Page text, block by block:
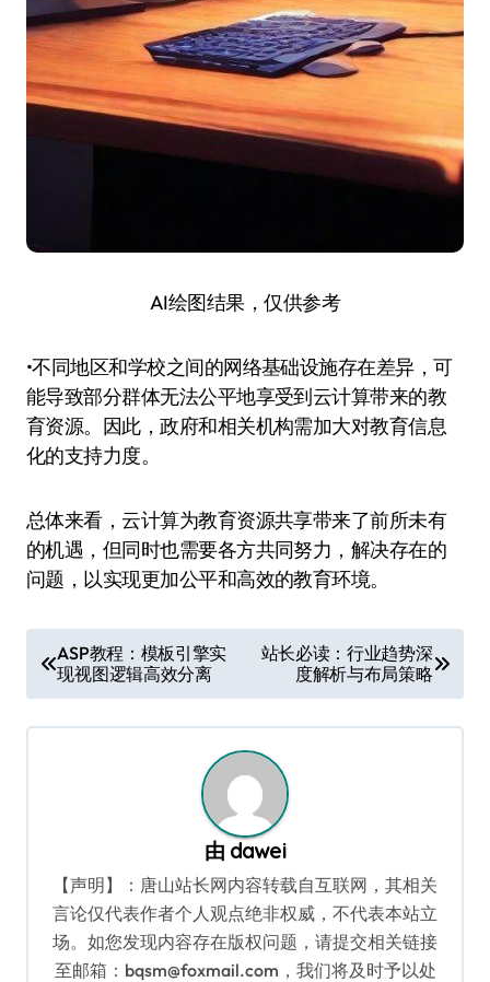
AI绘图结果，仅供参考
•不同地区和学校之间的网络基础设施存在差异，可
能导致部分群体无法公平地享受到云计算带来的教
育资源。因此，政府和相关机构需加大对教育信息
化的支持力度。
总体来看，云计算为教育资源共享带来了前所未有
的机遇，但同时也需要各方共同努力，解决存在的
问题，以实现更加公平和高效的教育环境。
章
导
ASP教程：模板引擎实
现视图逻辑高效分离
站长必读：行业趋势深
度解析与布局策略
由 dawei
【声明】：唐山站长网内容转载自互联网，其相关
言论仅代表作者个人观点绝非权威，不代表本站立
场。如您发现内容存在版权问题，请提交相关链接
至邮箱：bqsm@foxmail.com，我们将及时予以处